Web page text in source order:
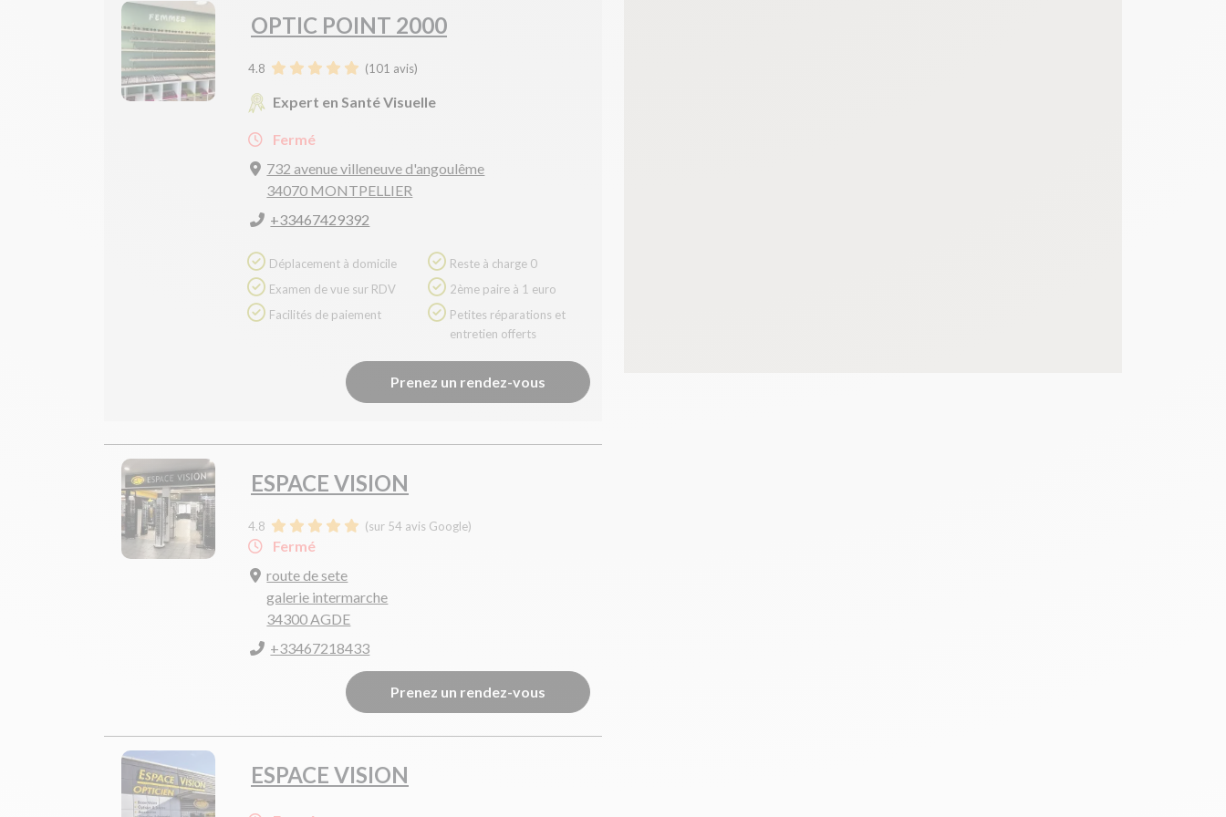
OPTIC POINT 2000
4.8 (101 avis)
Expert en Santé Visuelle
Fermé
732 avenue villeneuve d'angoulême
34070 MONTPELLIER
+33467429392
Déplacement à domicile
Examen de vue sur RDV
Facilités de paiement
Reste à charge 0
2ème paire à 1 euro
entretien offerts
Prenez un rendez-vous
ESPACE VISION
4.8 (sur 54 avis Google)
Fermé
route de sete
galerie intermarche
34300 AGDE
+33467218433
Prenez un rendez-vous
ESPACE VISION